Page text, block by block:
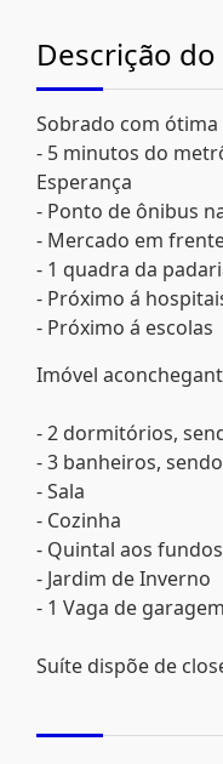
Descrição do
Sobrado com ótima
- 5 minutos do
Esperança
- Ponto de ônibus
- Mercado em
- 1 quadra da
- Próximo á
- Próximo á escolas
Imóvel
- 2 dormitórios,
- 3 banheiros,
- Sala
- Cozinha
- Quintal aos
- Jardim de Inverno
- 1 Vaga de
Suíte dispõe de